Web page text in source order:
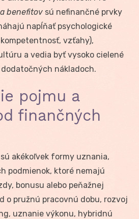
benefitov sú nefinančné prvky
napĺňať psychologické
vzťahy),
a vedia byť vysoko cielené
nákladoch.
pojmu a
finančných
akékoľvek formy uznania,
podmienok, ktoré nemajú
bonusu alebo peňažnej
o pružnú pracovnú dobu, rozvoj
uznanie výkonu, hybridnú